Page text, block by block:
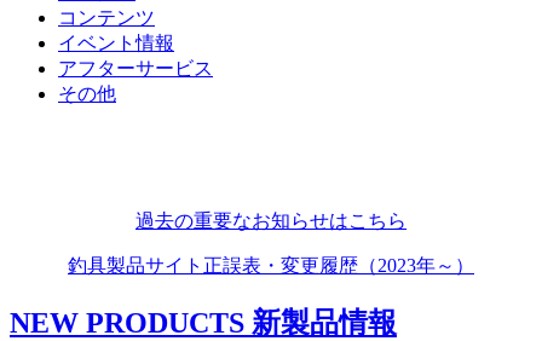
コンテンツ
イベント情報
アフターサービス
その他
過去の重要なお知らせはこちら
釣具製品サイト正誤表・変更履歴（2023年～）
NEW PRODUCTS 新製品情報